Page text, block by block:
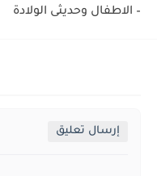
– الاطفال وحديثى الولادة
إرسال تعليق